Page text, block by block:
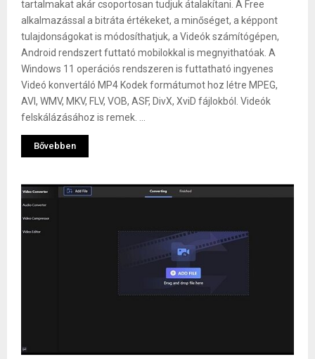
tartalmakat akár csoportosan tudjuk átalakítani. A Free
alkalmazással a bitráta értékeket, a minőséget, a képpont
tulajdonságokat is módosíthatjuk, a Videók számítógépen,
Android rendszert futtató mobilokkal is megnyithatóak. A
Windows 11 operációs rendszeren is futtatható ingyenes
Videó konvertáló MP4 Kodek formátumot hoz létre MPEG,
AVI, WMV, MKV, FLV, VOB, ASF, DivX, XviD fájlokból. Videók
felskálázásához is remek. ...
Bővebben